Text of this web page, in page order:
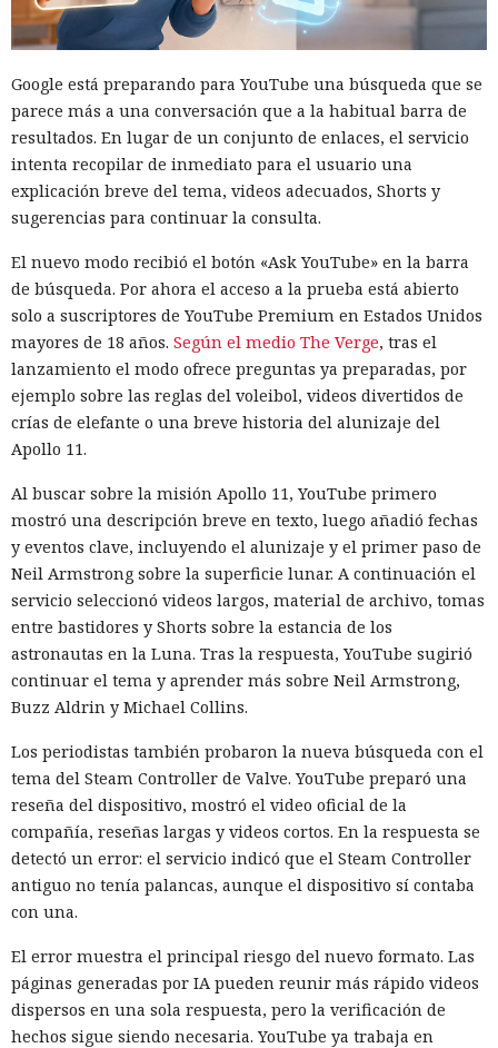
Google está preparando para YouTube una búsqueda que se
parece más a una conversación que a la habitual barra de
resultados. En lugar de un conjunto de enlaces, el servicio
intenta recopilar de inmediato para el usuario una
explicación breve del tema, videos adecuados, Shorts y
sugerencias para continuar la consulta.
El nuevo modo recibió el botón «Ask YouTube» en la barra
de búsqueda. Por ahora el acceso a la prueba está abierto
solo a suscriptores de YouTube Premium en Estados Unidos
mayores de 18 años. Según el medio The Verge, tras el
lanzamiento el modo ofrece preguntas ya preparadas, por
ejemplo sobre las reglas del voleibol, videos divertidos de
crías de elefante o una breve historia del alunizaje del
Apollo 11.
Al buscar sobre la misión Apollo 11, YouTube primero
mostró una descripción breve en texto, luego añadió fechas
y eventos clave, incluyendo el alunizaje y el primer paso de
Neil Armstrong sobre la superficie lunar. A continuación el
servicio seleccionó videos largos, material de archivo, tomas
entre bastidores y Shorts sobre la estancia de los
astronautas en la Luna. Tras la respuesta, YouTube sugirió
continuar el tema y aprender más sobre Neil Armstrong,
Buzz Aldrin y Michael Collins.
Los periodistas también probaron la nueva búsqueda con el
tema del Steam Controller de Valve. YouTube preparó una
reseña del dispositivo, mostró el video oficial de la
compañía, reseñas largas y videos cortos. En la respuesta se
detectó un error: el servicio indicó que el Steam Controller
antiguo no tenía palancas, aunque el dispositivo sí contaba
con una.
El error muestra el principal riesgo del nuevo formato. Las
páginas generadas por IA pueden reunir más rápido videos
dispersos en una sola respuesta, pero la verificación de
hechos sigue siendo necesaria. YouTube ya trabaja en